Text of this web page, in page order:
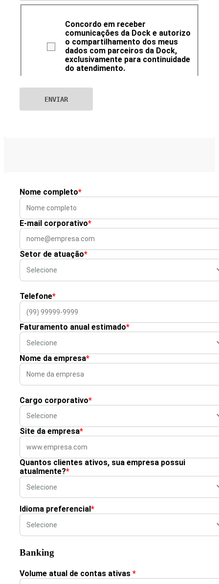
Concordo em receber
comunicações da Dock e autorizo
o compartilhamento dos meus
dados com parceiros da Dock,
exclusivamente para continuidade
do atendimento.
Nome completo*
E-mail corporativo*
Setor de atuação*
Telefone*
Faturamento anual estimado*
Nome da empresa*
Cargo corporativo*
Site da empresa*
Quantos clientes ativos, sua empresa possui
atualmente?*
Idioma preferencial *
Banking
Volume atual de contas ativas *